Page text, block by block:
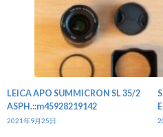
LEICA APO SUMMICRON SL 35/2
ASPH.::m45928219142
2021年9月25日